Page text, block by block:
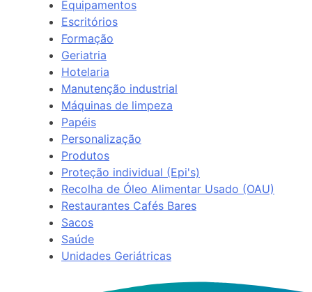
Equipamentos
Escritórios
Formação
Geriatria
Hotelaria
Manutenção industrial
Máquinas de limpeza
Papéis
Personalização
Produtos
Proteção individual (Epi's)
Recolha de Óleo Alimentar Usado (OAU)
Restaurantes Cafés Bares
Sacos
Saúde
Unidades Geriátricas